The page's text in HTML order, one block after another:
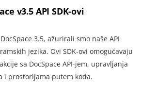
v3.5 API SDK-ovi
3.5, ažurirali smo naše API
jezika. Ovi SDK-ovi omogućavaju
sa DocSpace API-jem, upravljanja
i prostorijama putem koda.